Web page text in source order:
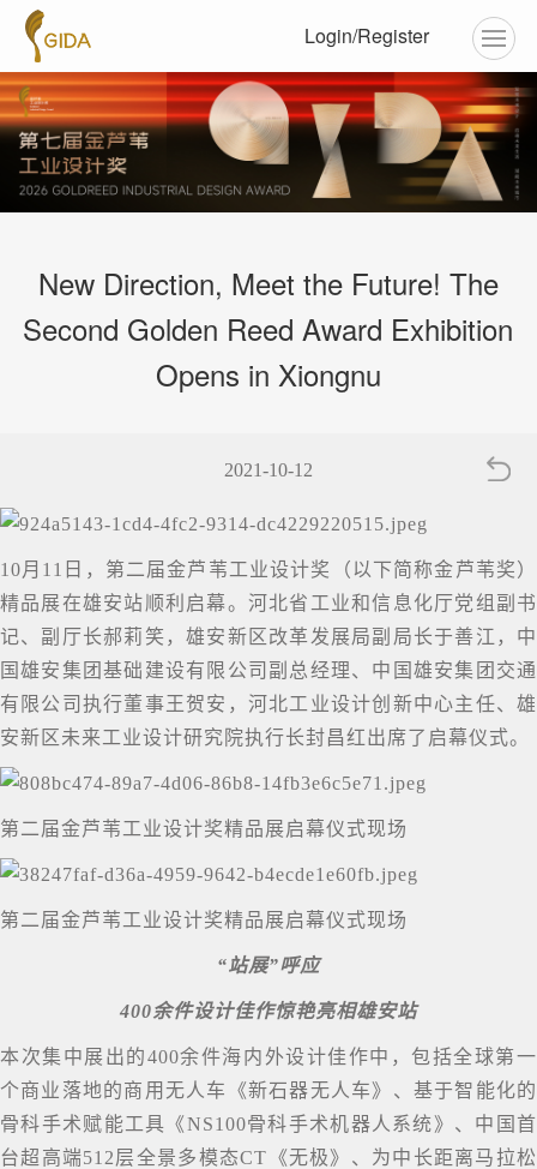
Login/Register
New Direction, Meet the Future! The
Second Golden Reed Award Exhibition
Opens in Xiongnu
2021-10-12
10月11日，第二届金芦苇工业设计奖（以下简称金芦苇奖）
精品展在雄安站顺利启幕。河北省工业和信息化厅党组副书
记、副厅长郝莉笑，雄安新区改革发展局副局长于善江，中
国雄安集团基础建设有限公司副总经理、中国雄安集团交通
有限公司执行董事王贺安，河北工业设计创新中心主任、雄
安新区未来工业设计研究院执行长封昌红出席了启幕仪式。
第二届金芦苇工业设计奖精品展启幕仪式现场
第二届金芦苇工业设计奖精品展启幕仪式现场
“站展”呼应
400余件设计佳作惊艳亮相雄安站
本次集中展出的400余件海内外设计佳作中，包括全球第一
个商业落地的商用无人车《新石器无人车》、基于智能化的
骨科手术赋能工具《NS100骨科手术机器人系统》、中国首
台超高端512层全景多模态CT《无极》、为中长距离马拉松